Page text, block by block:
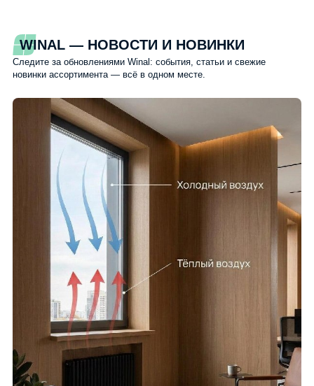
WINAL — НОВОСТИ И НОВИНКИ
Следите за обновлениями Winal: события, статьи и свежие
новинки ассортимента — всё в одном месте.